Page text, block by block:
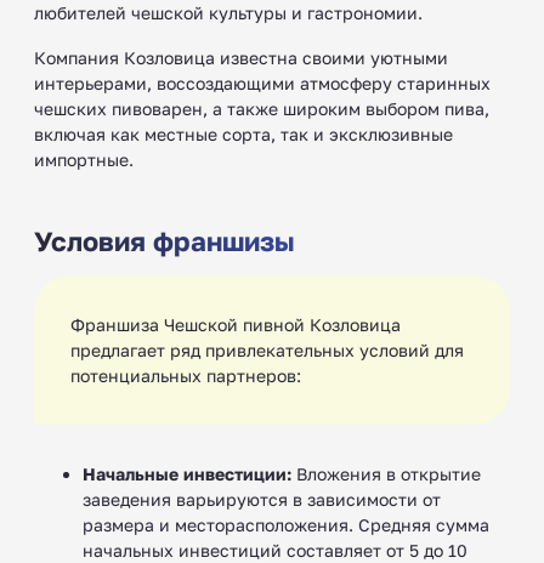
любителей чешской культуры и гастрономии.
Компания Козловица известна своими уютными
интерьерами, воссоздающими атмосферу старинных
чешских пивоварен, а также широким выбором пива,
включая как местные сорта, так и эксклюзивные
импортные.
Условия франшизы
Франшиза Чешской пивной Козловица
предлагает ряд привлекательных условий для
потенциальных партнеров:
Начальные инвестиции: Вложения в открытие
заведения варьируются в зависимости от
размера и месторасположения. Средняя сумма
начальных инвестиций составляет от 5 до 10